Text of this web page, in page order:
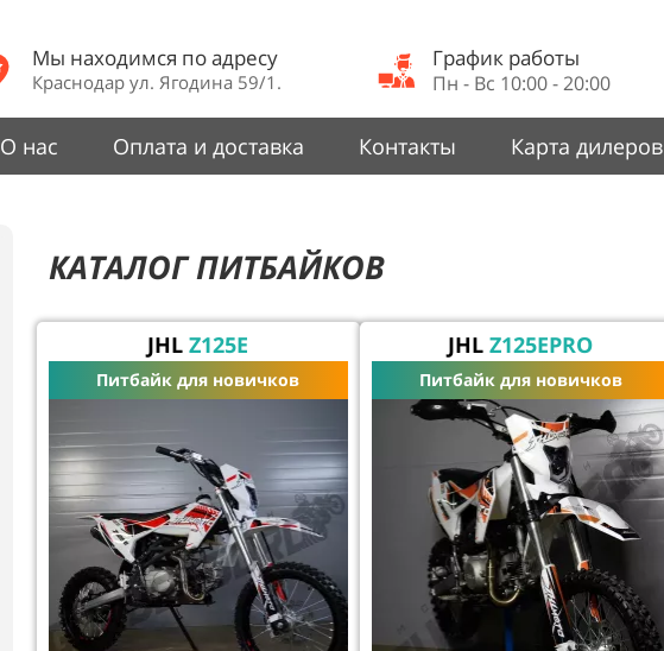
Мы находимся по адресу
Краснодар ул. Ягодина 59/1.
График работы
Пн - Вс 10:00 - 20:00
О нас Оплата и доставка Контакты Карта дилеров
КАТАЛОГ ПИТБАЙКОВ
JHLZ125E
Питбайк для новичков
JHLZ125EPRO
Питбайк для новичков